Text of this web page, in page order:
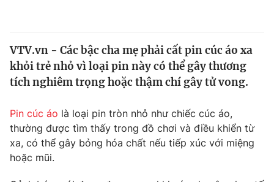
Thế giới
Thế giới đó đây
Câu chuyện quốc tế
Kinh tế
Tài chính
Thị trường
Dữ liệu và đời sống
VTV.vn - Các bậc cha mẹ phải cất pin cúc áo xa
khỏi trẻ nhỏ vì loại pin này có thể gây thương
tích nghiêm trọng hoặc thậm chí gây tử vong.
Pin cúc áo là loại pin tròn nhỏ như chiếc cúc áo,
thường được tìm thấy trong đồ chơi và điều khiển từ
xa, có thể gây bỏng hóa chất nếu tiếp xúc với miệng
hoặc mũi.